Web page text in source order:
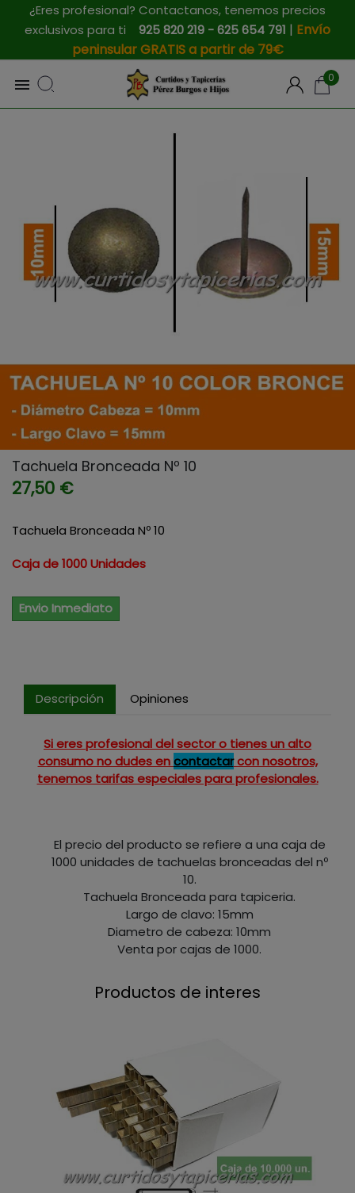
¿Eres profesional? Contactanos, tenemos precios
exclusivos para ti 925 820 219 - 625 654 791 | Envío
peninsular GRATIS a partir de 79€
 0
Tachuela Bronceada Nº 10
27,50 €
Tachuela Bronceada Nº 10
Caja de 1000 Unidades
Envio Inmediato
Descripción Opiniones
Si eres profesional del sector o tienes un alto
consumo no dudes encontactarcon nosotros,
tenemos tarifas especiales para profesionales.
El precio del producto se refiere a una caja de
1000 unidades de tachuelas bronceadas del nº
10.
Tachuela Bronceada para tapiceria.
Largo de clavo: 15mm
Diametro de cabeza: 10mm
Venta por cajas de 1000.
Productos de interes